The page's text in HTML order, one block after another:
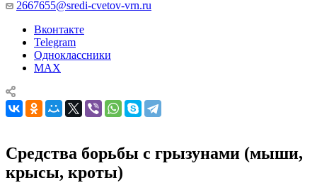
2667655@sredi-cvetov-vrn.ru
Вконтакте
Telegram
Одноклассники
MAX
Средства борьбы с грызунами (мыши,
крысы, кроты)